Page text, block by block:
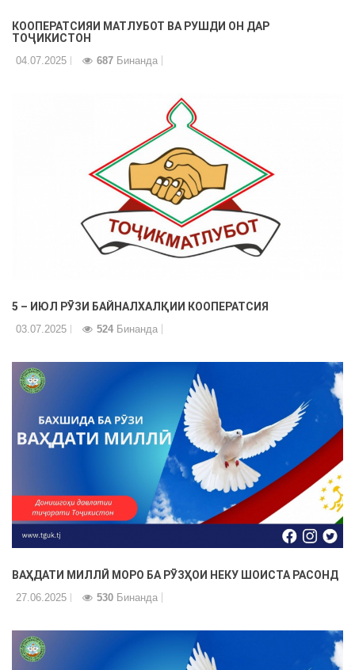
КООПЕРАТСИЯИ МАТЛУБОТ ВА РУШДИ ОН ДАР
ТОҶИКИСТОН
04.07.2025 687 Бинанда
5 – ИЮЛ РӮЗИ БАЙНАЛХАЛҚИИ КООПЕРАТСИЯ
03.07.2025 524 Бинанда
ВАҲДАТИ МИЛЛӢ МОРО БА РӮЗҲОИ НЕКУ ШОИСТА РАСОНД
27.06.2025 530 Бинанда